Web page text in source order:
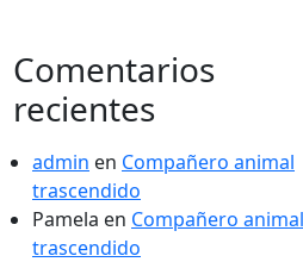
Comentarios
recientes
admin en Compañero animal
trascendido
Pamela en Compañero animal
trascendido